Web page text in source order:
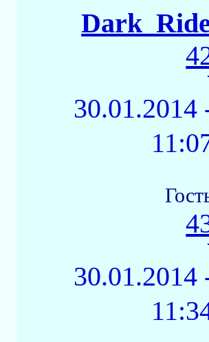
30.01.2014
30.01.2014